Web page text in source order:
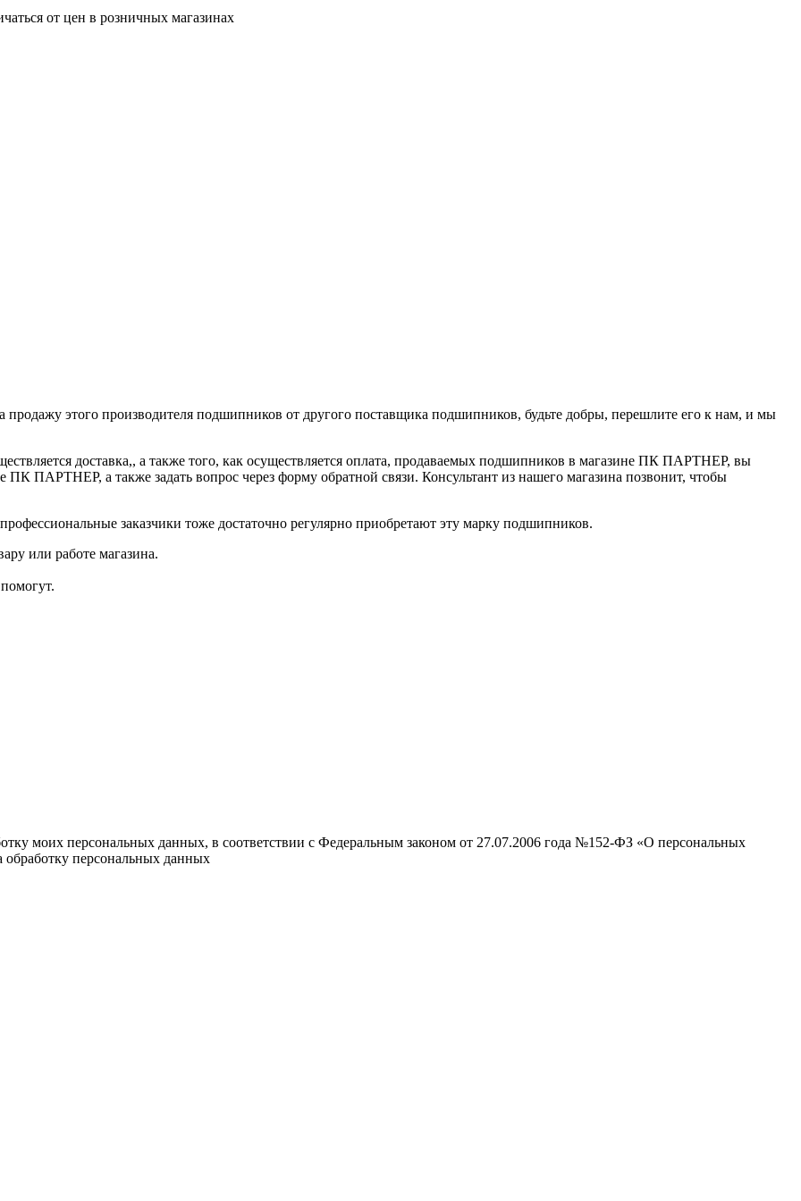
от цен в розничных магазинах
продажу этого производителя подшипников от другого поставщика подшипников, будьте добры, перешлите его к нам, и мы
доставка,, а также того, как осуществляется оплата, продаваемых подшипников в магазине ПК ПАРТНЕР, вы
ПК ПАРТНЕР, а также задать вопрос через форму обратной связи. Консультант из нашего магазина позвонит, чтобы
заказчики тоже достаточно регулярно приобретают эту марку подшипников.
или работе магазина.
моих персональных данных, в соответствии с Федеральным законом от 27.07.2006 года №152-ФЗ «О персональных
персональных данных